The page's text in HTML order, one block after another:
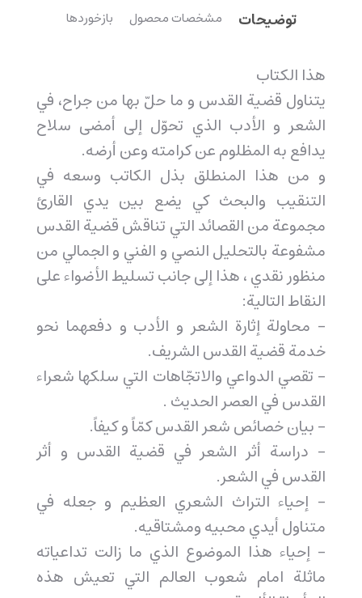
توضیحات مشخصات محصول بازخوردها
هذا الکتاب
يتناول قضية القدس و ما حلّ بها من جراح، في
الشعر و الأدب الذي تحوّل إلی أمضی سلاح
يدافع به المظلوم عن کرامته وعن أرضه.
و من هذا المنطلق بذل الکاتب وسعه في
التنقيب والبحث کي يضع بين يدي القارئ
مجموعة من القصائد التي تناقش قضية القدس
مشفوعة بالتحليل النصي و الفني و الجمالي من
منظور نقدي ، هذا إلی جانب تسليط الأضواء علی
النقاط التالية:
- محاولة إثارة الشعر و الأدب و دفعهما نحو
خدمة قضية القدس الشريف.
- تقصي الدواعي والاتجّاهات التي سلکها شعراء
القدس في العصر الحديث .
- بيان خصائص شعر القدس کمّاً و کيفاً.
- دراسة أثر الشعر في قضية القدس و أثر
القدس في الشعر.
- إحياء التراث الشعري العظيم و جعله في
متناول أيدي محبيه ومشتاقيه.
- إحياء هذا الموضوع الذي ما زالت تداعياته
ماثلة امام شعوب العالم التي تعيش هذه